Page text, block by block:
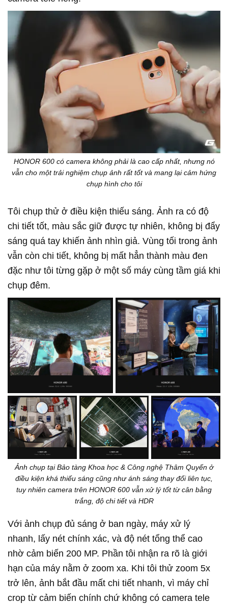
HONOR 600 có camera không phải là cao cấp nhất, nhưng nó
vẫn cho một trải nghiệm chụp ảnh rất tốt và mang lại cảm hứng
chụp hình cho tôi
Tôi chụp thử ở điều kiện thiếu sáng. Ảnh ra có độ
chi tiết tốt, màu sắc giữ được tự nhiên, không bị đẩy
sáng quá tay khiến ảnh nhìn giả. Vùng tối trong ảnh
vẫn còn chi tiết, không bị mất hẳn thành màu đen
đặc như tôi từng gặp ở một số máy cùng tầm giá khi
chụp đêm.
Ảnh chụp tại Bảo tàng Khoa học & Công nghệ Thâm Quyến ở
điều kiện khá thiếu sáng cũng như ánh sáng thay đổi liên tục,
tuy nhiên camera trên HONOR 600 vẫn xử lý tốt từ cân bằng
trắng, độ chi tiết và HDR
Với ảnh chụp đủ sáng ở ban ngày, máy xử lý
nhanh, lấy nét chính xác, và độ nét tổng thể cao
nhờ cảm biến 200 MP. Phần tôi nhận ra rõ là giới
hạn của máy nằm ở zoom xa. Khi tôi thử zoom 5x
trở lên, ảnh bắt đầu mất chi tiết nhanh, vì máy chỉ
crop từ cảm biến chính chứ không có camera tele